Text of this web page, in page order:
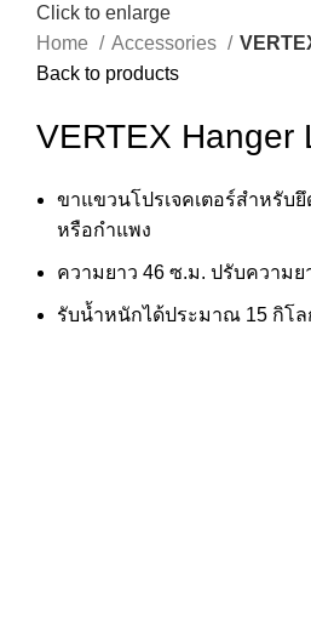
Click to enlarge
Home
Accessories
Back to products
VERTEX Hanger
ขาแขวนโปรเจคเตอร์สำหรับยึ
หรือกำแพง
ความยาว 46 ซ.ม. ปรับความย
รับน้ำหนักได้ประมาณ 15 กิโล